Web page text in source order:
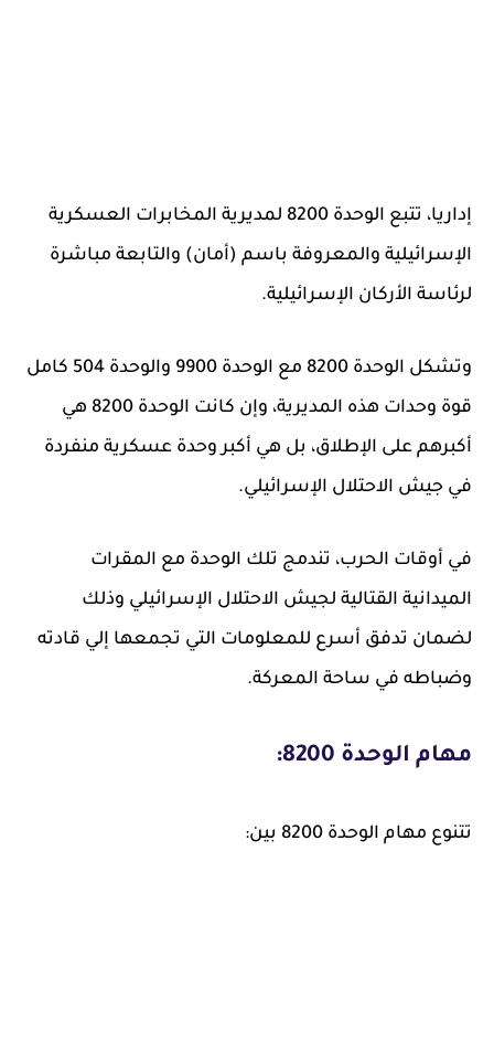
إداريا، تتبع الوحدة 8200 لمديرية المخابرات العسكرية
الإسرائيلية والمعروفة باسم (أمان) والتابعة مباشرة
لرئاسة الأركان الإسرائيلية.
وتشكل الوحدة 8200 مع الوحدة 9900 والوحدة 504 كامل
قوة وحدات هذه المديرية، وإن كانت الوحدة 8200 هي
أكبرهم على الإطلاق، بل هي أكبر وحدة عسكرية منفردة
في جيش الاحتلال الإسرائيلي.
في أوقات الحرب، تندمج تلك الوحدة مع المقرات
الميدانية القتالية لجيش الاحتلال الإسرائيلي وذلك
لضمان تدفق أسرع للمعلومات التي تجمعها إلي قادته
وضباطه في ساحة المعركة.
مهام الوحدة 8200:
تتنوع مهام الوحدة 8200 بين: